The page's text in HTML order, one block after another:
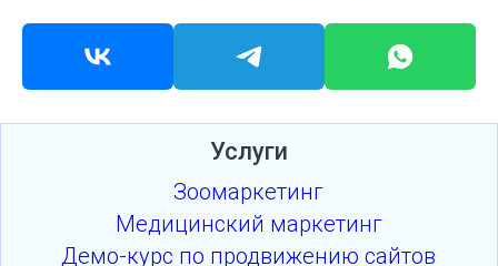
Услуги
Зоомаркетинг
Медицинский маркетинг
Демо-курс по продвижению сайтов